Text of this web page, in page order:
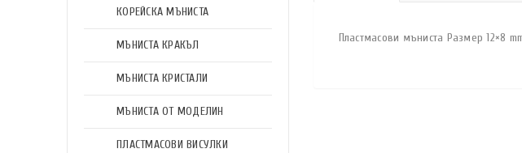
КОРЕЙСКА МЪНИСТА
МЪНИСТА КРАКЪЛ
МЪНИСТА КРИСТАЛИ
МЪНИСТА ОТ МОДЕЛИН
ПЛАСТМАСОВИ ВИСУЛКИ
Пластмасови мъниста Размер 12×8